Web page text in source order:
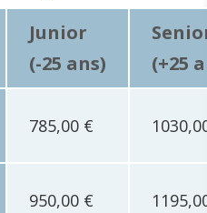
Junior
(-25 ans)
(+25
785,00 €
950,00 €